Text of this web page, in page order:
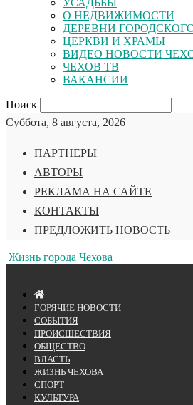
УСАДЬБЫ
О НЕДВИЖИМОСТИ
ДЕРЕВНИ
ЦЕРКВИ И ХРАМЫ
ВИДЕО НОВОСТИ
ЧЕХОВ ТВ
ВАКАНСИИ
Поиск
Суббота, 8 августа, 2026
ПАРТНЕРЫ
АВТОРЫ
РЕКЛАМА НА САЙТЕ
КОНТАКТЫ
ПРЕДЛОЖИТЬ НОВОСТЬ
Жизнь города Чехова
ГОРЯЧИЕ НОВОСТИ
СОБЫТИЯ
ПРОИСШЕСТВИЯ
ОБЩЕСТВО
ВЛАСТЬ
ЖИЗНЬ ЧЕХОВА
СПОРТ
КУЛЬТУРА